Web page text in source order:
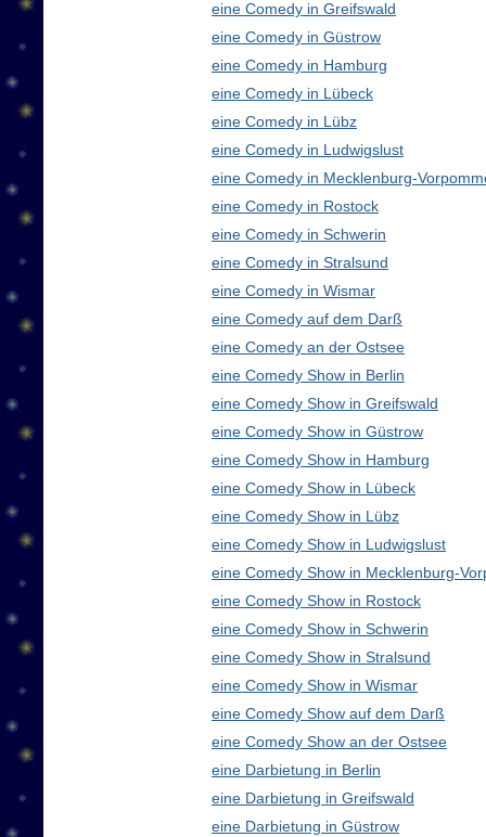
eine Comedy in Greifswald
eine Comedy in Güstrow
eine Comedy in Hamburg
eine Comedy in Lübeck
eine Comedy in Lübz
eine Comedy in Ludwigslust
eine Comedy in Mecklenburg-
eine Comedy in Rostock
eine Comedy in Schwerin
eine Comedy in Stralsund
eine Comedy in Wismar
eine Comedy auf dem Darß
eine Comedy an der Ostsee
eine Comedy Show in Berlin
eine Comedy Show in Greifswald
eine Comedy Show in Güstrow
eine Comedy Show in Hamburg
eine Comedy Show in Lübeck
eine Comedy Show in Lübz
eine Comedy Show in Ludwigslust
eine Comedy Show in Mecklenburg-
eine Comedy Show in Rostock
eine Comedy Show in Schwerin
eine Comedy Show in Stralsund
eine Comedy Show in Wismar
eine Comedy Show auf dem Darß
eine Comedy Show an der Ostsee
eine Darbietung in Berlin
eine Darbietung in Greifswald
eine Darbietung in Güstrow